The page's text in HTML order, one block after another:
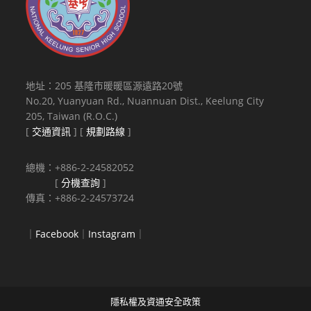
地址：205 基隆市暖暖區源遠路20號
No.20, Yuanyuan Rd., Nuannuan Dist., Keelung City
205, Taiwan (R.O.C.)
[ 交通資訊 ] [規劃路線 ]
總機：+886-2-24582052
[分機查詢 ]
傳真：+886-2-24573724
｜ Facebook ｜ Instagram ｜
隱私權及資通安全政策